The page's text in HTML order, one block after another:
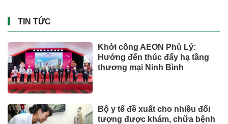
TIN TỨC
Khởi công AEON Phủ Lý:
Hướng đến thúc đẩy hạ tầng
thương mại Ninh Bình
Bộ y tế đề xuất cho nhiều đối
tượng được khám, chữa bệnh